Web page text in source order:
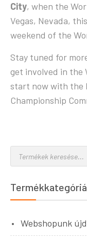
City, when the
Vegas, Nevada,
weekend of the
Stay tuned for
get involved in the
start now with the
Championship
Webshopunk